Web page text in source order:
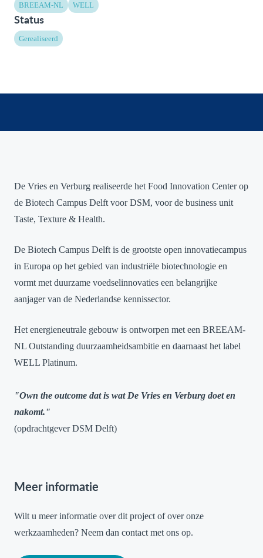
BREEAM-NL WELL
Status
Gerealiseerd
De Vries en Verburg realiseerde het Food Innovation Center op
de Biotech Campus Delft voor DSM, voor de business unit
Taste, Texture & Health.
De Biotech Campus Delft is de grootste open innovatiecampus
in Europa op het gebied van industriële biotechnologie en
vormt met duurzame voedselinnovaties een belangrijke
aanjager van de Nederlandse kennissector.
Het energieneutrale gebouw is ontworpen met een BREEAM-
NL Outstanding duurzaamheidsambitie en daarnaast het label
WELL Platinum.
"Own the outcome dat is wat De Vries en Verburg doet en
nakomt."
(opdrachtgever DSM Delft)
Meer informatie
Wilt u meer informatie over dit project of over onze
werkzaamheden? Neem dan contact met ons op.